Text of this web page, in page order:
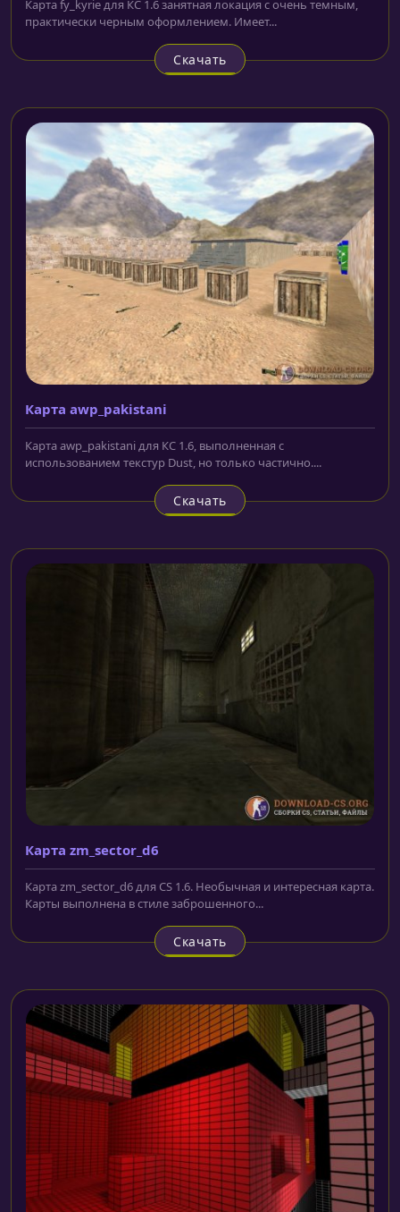
Карта fy_kyrie для КС 1.6 занятная локация с очень темным,
практически черным оформлением. Имеет...
Скачать
Карта awp_pakistani
Карта awp_pakistani для КС 1.6, выполненная с
использованием текстур Dust, но только частично....
Скачать
Карта zm_sector_d6
Карта zm_sector_d6 для CS 1.6. Необычная и интересная карта.
Карты выполнена в стиле заброшенного...
Скачать